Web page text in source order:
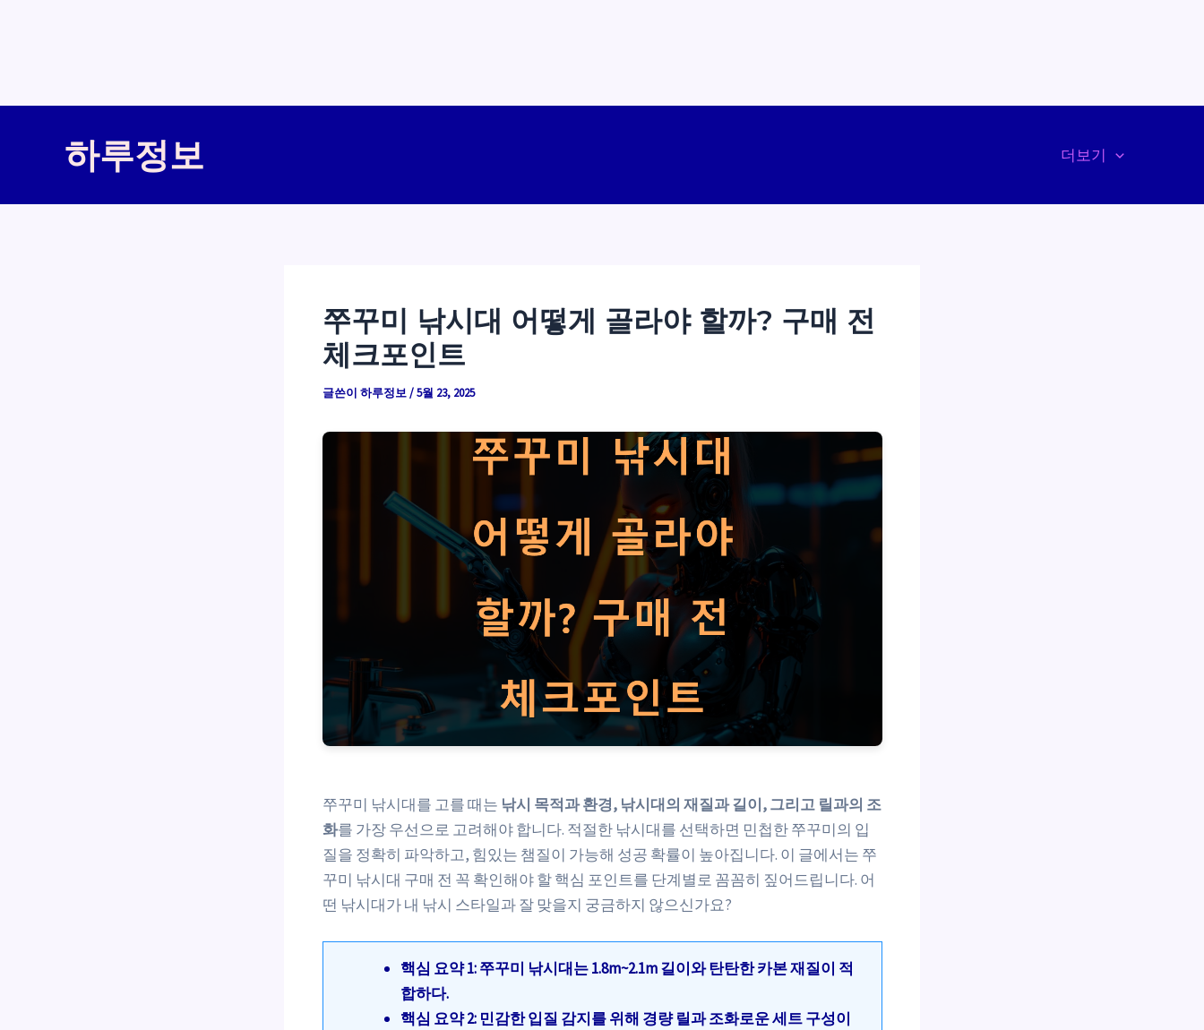
하루정보 더보기
쭈꾸미 낚시대 어떻게 골라야 할까? 구매 전
체크포인트
글쓴이 하루정보/5월 23, 2025
쭈꾸미 낚시대를 고를 때는 낚시 목적과 환경, 낚시대의 재질과 길이, 그리고 릴과의 조
화를 가장 우선으로 고려해야 합니다. 적절한 낚시대를 선택하면 민첩한 쭈꾸미의 입
질을 정확히 파악하고, 힘있는 챔질이 가능해 성공 확률이 높아집니다. 이 글에서는 쭈
꾸미 낚시대 구매 전 꼭 확인해야 할 핵심 포인트를 단계별로 꼼꼼히 짚어드립니다. 어
떤 낚시대가 내 낚시 스타일과 잘 맞을지 궁금하지 않으신가요?
핵심 요약 1: 쭈꾸미 낚시대는 1.8m~2.1m 길이와 탄탄한 카본 재질이 적
합하다.
핵심 요약 2: 민감한 입질 감지를 위해 경량 릴과 조화로운 세트 구성이